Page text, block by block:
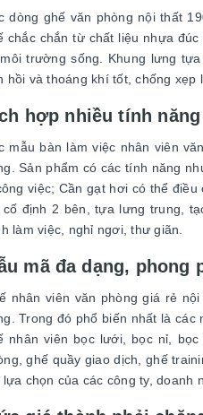
dòng ghế văn phòng nội thất
chắc chắn từ chất liệu nhựa
trường sống. Khung lưng
hồi và thoáng khí tốt, chống xẹp
hợp nhiều tính năng
mẫu bàn làm việc nhân viên
Sản phẩm có các tính năng
việc; Cần gạt hơi có thể
cố định 2 bên, tựa lưng trung,
làm việc, nghỉ ngơi, thư giãn.
mã đa dạng, phong
nhân viên văn phòng giá rẻ
Trong đó phổ biến nhất là
nhân viên bọc lưới, bọc nỉ,
ghế quầy giao dịch, ghế
lựa chọn của các công ty, doanh